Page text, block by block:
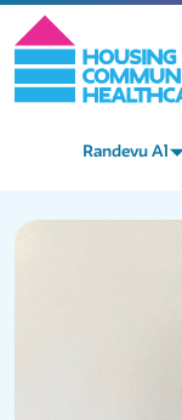
Randevu Al